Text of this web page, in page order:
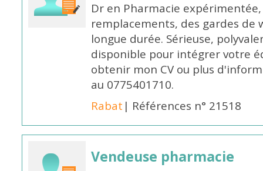
Dr en Pharmacie
remplacements, des gardes de
longue durée. Sérieuse,
disponible pour intégrer votre
obtenir mon CV ou plus
au 0775401710.
Rabat | Références n° 21518
Vendeuse pharmacie